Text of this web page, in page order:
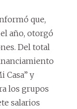
que,
año, otorgó
Del total
Casa” y
los grupos
salarios